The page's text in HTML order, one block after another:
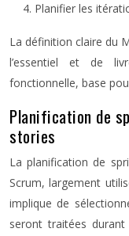
Planifier les
La définition claire du
l’essentiel et de
fonctionnelle, base
Planification de
stories
La planification de
Scrum, largement
implique de
seront traitées durant